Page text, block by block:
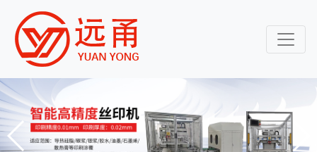
欢迎来到常州远甬网印设备有限公司